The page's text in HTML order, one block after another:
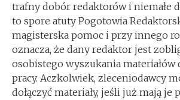
trafny dobór redaktorów i niemałe
to spore atuty Pogotowia
magisterska pomoc i przy innego
oznacza, że dany redaktor jest
osobistego wyszukania
pracy. Aczkolwiek, zleceniodawcy
dołączyć materiały, jeśli już mają je